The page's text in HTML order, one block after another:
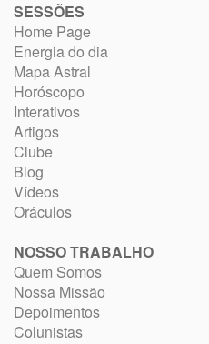
SESSÕES
Home Page
Energia do dia
Mapa Astral
Horóscopo
Interativos
Artigos
Clube
Blog
Vídeos
Oráculos
NOSSO TRABALHO
Quem Somos
Nossa Missão
Depoimentos
Colunistas